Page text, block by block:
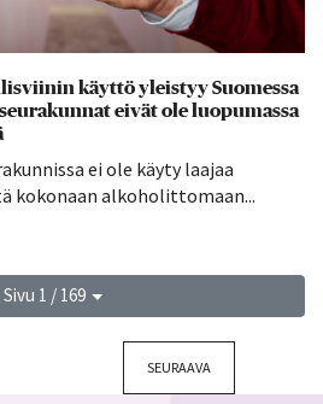
käyttö yleistyy Suomessa
eivät ole luopumassa
ei ole käyty laajaa
kokonaan alkoholittomaan...
Sivu 1 / 169
SEURAAVA